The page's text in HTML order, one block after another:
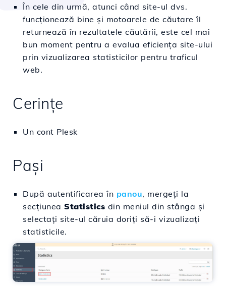
În cele din urmă, atunci când site-ul dvs.
funcționează bine și motoarele de căutare îl
returnează în rezultatele căutării, este cel mai
bun moment pentru a evalua eficiența site-ului
prin vizualizarea statisticilor pentru traficul
web.
Cerințe
Un cont Plesk
Pași
După autentificarea în panou, mergeți la
secțiunea Statistics din meniul din stânga și
selectați site-ul căruia doriți să-i vizualizați
statisticile.